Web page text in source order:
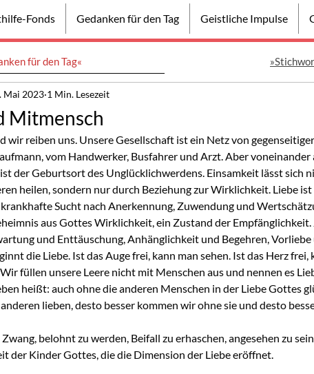
Fonds Gedanken für den Tag Geistliche Impulse
für den Tag«
Mitmensch
Mai 2023 1 Min. Lesezeit
wir reiben uns. Unsere Gesellschaft ist ein Netz von
vom Handwerker, Busfahrer und Arzt. Aber voneinander
der Geburtsort des Unglücklichwerdens. Einsamkeit lässt sich
heilen, sondern nur durch Beziehung zur Wirklichkeit. Liebe
Sucht nach Anerkennung, Zuwendung und
aus Gottes Wirklichkeit, ein Zustand der
und Enttäuschung, Anhänglichkeit und Begehren, Vorliebe
die Liebe. Ist das Auge frei, kann man sehen. Ist das Herz frei,
füllen unsere Leere nicht mit Menschen aus und nennen es
heißt: auch ohne die anderen Menschen in der Liebe Gottes
lieben, desto besser kommen wir ohne sie und desto
belohnt zu werden, Beifall zu erhaschen, angesehen zu
der Kinder Gottes, die die Dimension der Liebe eröffnet.